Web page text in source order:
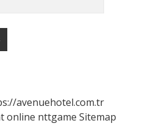
avenuehotel.com.tr
online nttgame Sitemap